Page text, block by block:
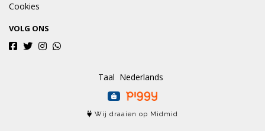
Cookies
VOLG ONS
Taal
Wij draaien op Midmid